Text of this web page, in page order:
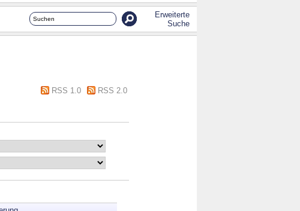
Erweiterte
Suche
RSS 1.0
RSS 2.0